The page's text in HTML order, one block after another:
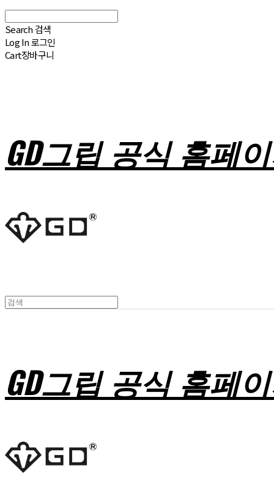
Search 검색
Log In로그인
Cart장바구니
GD그립 공식 홈페
GD그립 공식 홈페